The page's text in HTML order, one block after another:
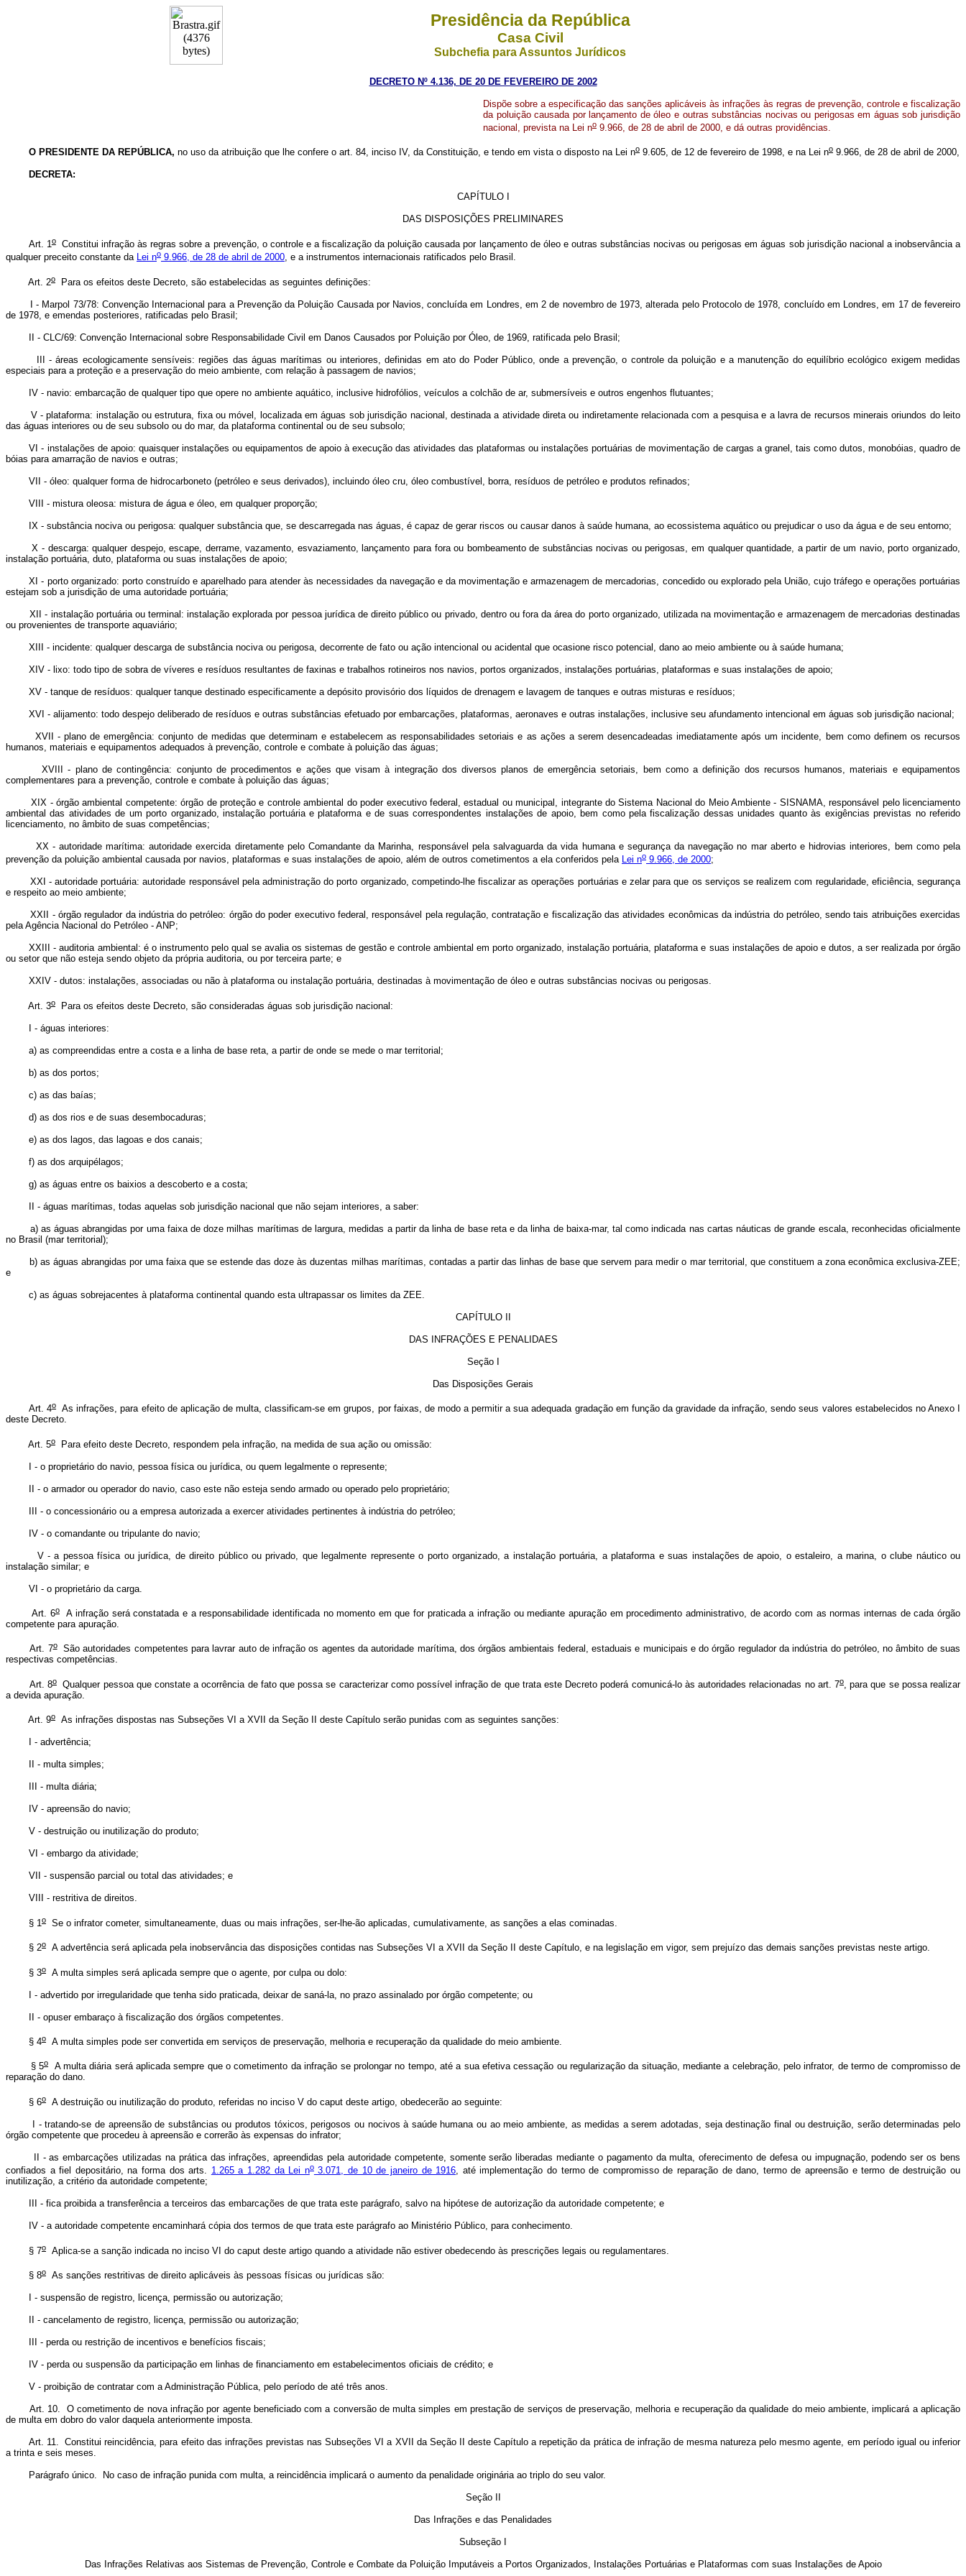
Presidência da República
Casa Civil
Subchefia para Assuntos Jurídicos
DECRETO Nº 4.136, DE 20 DE FEVEREIRO DE 2002
Dispõe sobre a especificação das sanções aplicáveis às infrações às regras de prevenção, controle e fiscalização
da poluição causada por lançamento de óleo e outras substâncias nocivas ou perigosas em águas sob jurisdição
nacional, prevista na Lei no 9.966, de 28 de abril de 2000, e dá outras providências.
O PRESIDENTE DA REPÚBLICA, no uso da atribuição que lhe confere o art. 84, inciso IV, da Constituição, e tendo em vista o disposto na Lei no 9.605, de 12 de fevereiro de 1998, e na Lei no 9.966, de 28 de abril de 2000,
DECRETA:
CAPÍTULO I
DAS DISPOSIÇÕES PRELIMINARES
Art. 1oConstitui infração às regras sobre a prevenção, o controle e a fiscalização da poluição causada por lançamento de óleo e outras substâncias nocivas ou perigosas em águas sob jurisdição nacional a inobservância a
qualquer preceito constante da Lei no 9.966, de 28 de abril de 2000, e a instrumentos internacionais ratificados pelo Brasil.
Art. 2o Para os efeitos deste Decreto, são estabelecidas as seguintes definições:
I - Marpol 73/78: Convenção Internacional para a Prevenção da Poluição Causada por Navios, concluída em Londres, em 2 de novembro de 1973, alterada pelo Protocolo de 1978, concluído em Londres, em 17 de fevereiro
de 1978, e emendas posteriores, ratificadas pelo Brasil;
II - CLC/69: Convenção Internacional sobre Responsabilidade Civil em Danos Causados por Poluição por Óleo, de 1969, ratificada pelo Brasil;
III - áreas ecologicamente sensíveis: regiões das águas marítimas ou interiores, definidas em ato do Poder Público, onde a prevenção, o controle da poluição e a manutenção do equilíbrio ecológico exigem medidas
especiais para a proteção e a preservação do meio ambiente, com relação à passagem de navios;
IV - navio: embarcação de qualquer tipo que opere no ambiente aquático, inclusive hidrofólios, veículos a colchão de ar, submersíveis e outros engenhos flutuantes;
V - plataforma: instalação ou estrutura, fixa ou móvel, localizada em águas sob jurisdição nacional, destinada a atividade direta ou indiretamente relacionada com a pesquisa e a lavra de recursos minerais oriundos do leito
das águas interiores ou de seu subsolo ou do mar, da plataforma continental ou de seu subsolo;
VI - instalações de apoio: quaisquer instalações ou equipamentos de apoio à execução das atividades das plataformas ou instalações portuárias de movimentação de cargas a granel, tais como dutos, monobóias, quadro de
bóias para amarração de navios e outras;
VII - óleo: qualquer forma de hidrocarboneto (petróleo e seus derivados), incluindo óleo cru, óleo combustível, borra, resíduos de petróleo e produtos refinados;
VIII - mistura oleosa: mistura de água e óleo, em qualquer proporção;
IX - substância nociva ou perigosa: qualquer substância que, se descarregada nas águas, é capaz de gerar riscos ou causar danos à saúde humana, ao ecossistema aquático ou prejudicar o uso da água e de seu entorno;
X - descarga: qualquer despejo, escape, derrame, vazamento, esvaziamento, lançamento para fora ou bombeamento de substâncias nocivas ou perigosas, em qualquer quantidade, a partir de um navio, porto organizado,
instalação portuária, duto, plataforma ou suas instalações de apoio;
XI - porto organizado: porto construído e aparelhado para atender às necessidades da navegação e da movimentação e armazenagem de mercadorias, concedido ou explorado pela União, cujo tráfego e operações portuárias
estejam sob a jurisdição de uma autoridade portuária;
XII - instalação portuária ou terminal: instalação explorada por pessoa jurídica de direito público ou privado, dentro ou fora da área do porto organizado, utilizada na movimentação e armazenagem de mercadorias destinadas
ou provenientes de transporte aquaviário;
XIII - incidente: qualquer descarga de substância nociva ou perigosa, decorrente de fato ou ação intencional ou acidental que ocasione risco potencial, dano ao meio ambiente ou à saúde humana;
XIV - lixo: todo tipo de sobra de víveres e resíduos resultantes de faxinas e trabalhos rotineiros nos navios, portos organizados, instalações portuárias, plataformas e suas instalações de apoio;
XV - tanque de resíduos: qualquer tanque destinado especificamente a depósito provisório dos líquidos de drenagem e lavagem de tanques e outras misturas e resíduos;
XVI - alijamento: todo despejo deliberado de resíduos e outras substâncias efetuado por embarcações, plataformas, aeronaves e outras instalações, inclusive seu afundamento intencional em águas sob jurisdição nacional;
XVII - plano de emergência: conjunto de medidas que determinam e estabelecem as responsabilidades setoriais e as ações a serem desencadeadas imediatamente após um incidente, bem como definem os recursos
humanos, materiais e equipamentos adequados à prevenção, controle e combate à poluição das águas;
XVIII - plano de contingência: conjunto de procedimentos e ações que visam à integração dos diversos planos de emergência setoriais, bem como a definição dos recursos humanos, materiais e equipamentos
complementares para a prevenção, controle e combate à poluição das águas;
XIX - órgão ambiental competente: órgão de proteção e controle ambiental do poder executivo federal, estadual ou municipal, integrante do Sistema Nacional do Meio Ambiente - SISNAMA, responsável pelo licenciamento
ambiental das atividades de um porto organizado, instalação portuária e plataforma e de suas correspondentes instalações de apoio, bem como pela fiscalização dessas unidades quanto às exigências previstas no referido
licenciamento, no âmbito de suas competências;
XX - autoridade marítima: autoridade exercida diretamente pelo Comandante da Marinha, responsável pela salvaguarda da vida humana e segurança da navegação no mar aberto e hidrovias interiores, bem como pela
prevenção da poluição ambiental causada por navios, plataformas e suas instalações de apoio, além de outros cometimentos a ela conferidos pela Lei no 9.966, de 2000;
XXI - autoridade portuária: autoridade responsável pela administração do porto organizado, competindo-lhe fiscalizar as operações portuárias e zelar para que os serviços se realizem com regularidade, eficiência, segurança
e respeito ao meio ambiente;
XXII - órgão regulador da indústria do petróleo: órgão do poder executivo federal, responsável pela regulação, contratação e fiscalização das atividades econômicas da indústria do petróleo, sendo tais atribuições exercidas
pela Agência Nacional do Petróleo - ANP;
XXIII - auditoria ambiental: é o instrumento pelo qual se avalia os sistemas de gestão e controle ambiental em porto organizado, instalação portuária, plataforma e suas instalações de apoio e dutos, a ser realizada por órgão
ou setor que não esteja sendo objeto da própria auditoria, ou por terceira parte; e
XXIV - dutos: instalações, associadas ou não à plataforma ou instalação portuária, destinadas à movimentação de óleo e outras substâncias nocivas ou perigosas.
Art. 3o Para os efeitos deste Decreto, são consideradas águas sob jurisdição nacional:
I - águas interiores:
a) as compreendidas entre a costa e a linha de base reta, a partir de onde se mede o mar territorial;
b) as dos portos;
c) as das baías;
d) as dos rios e de suas desembocaduras;
e) as dos lagos, das lagoas e dos canais;
f) as dos arquipélagos;
g) as águas entre os baixios a descoberto e a costa;
II - águas marítimas, todas aquelas sob jurisdição nacional que não sejam interiores, a saber:
a) as águas abrangidas por uma faixa de doze milhas marítimas de largura, medidas a partir da linha de base reta e da linha de baixa-mar, tal como indicada nas cartas náuticas de grande escala, reconhecidas oficialmente
no Brasil (mar territorial);
b) as águas abrangidas por uma faixa que se estende das doze às duzentas milhas marítimas, contadas a partir das linhas de base que servem para medir o mar territorial, que constituem a zona econômica exclusiva-ZEE;
e
c) as águas sobrejacentes à plataforma continental quando esta ultrapassar os limites da ZEE.
CAPÍTULO II
DAS INFRAÇÕES E PENALIDAES
Seção I
Das Disposições Gerais
Art. 4o
As infrações, para efeito de aplicação de multa, classificam-se em grupos, por faixas, de modo a permitir a sua adequada gradação em função da gravidade da infração, sendo seus valores estabelecidos no Anexo I
deste Decreto.
Art. 5o Para efeito deste Decreto, respondem pela infração, na medida de sua ação ou omissão:
I - o proprietário do navio, pessoa física ou jurídica, ou quem legalmente o represente;
II - o armador ou operador do navio, caso este não esteja sendo armado ou operado pelo proprietário;
III - o concessionário ou a empresa autorizada a exercer atividades pertinentes à indústria do petróleo;
IV - o comandante ou tripulante do navio;
V - a pessoa física ou jurídica, de direito público ou privado, que legalmente represente o porto organizado, a instalação portuária, a plataforma e suas instalações de apoio, o estaleiro, a marina, o clube náutico ou
instalação similar; e
VI - o proprietário da carga.
Art. 6oA infração será constatada e a responsabilidade identificada no momento em que for praticada a infração ou mediante apuração em procedimento administrativo, de acordo com as normas internas de cada órgão
competente para apuração.
Art. 7oSão autoridades competentes para lavrar auto de infração os agentes da autoridade marítima, dos órgãos ambientais federal, estaduais e municipais e do órgão regulador da indústria do petróleo, no âmbito de suas
respectivas competências.
Art. 8oQualquer pessoa que constate a ocorrência de fato que possa se caracterizar como possível infração de que trata este Decreto poderá comunicá-lo às autoridades relacionadas no art. 7o, para que se possa realizar
a devida apuração.
Art. 9o As infrações dispostas nas Subseções VI a XVII da Seção II deste Capítulo serão punidas com as seguintes sanções:
I - advertência;
II - multa simples;
III - multa diária;
IV - apreensão do navio;
V - destruição ou inutilização do produto;
VI - embargo da atividade;
VII - suspensão parcial ou total das atividades; e
VIII - restritiva de direitos.
§ 1o Se o infrator cometer, simultaneamente, duas ou mais infrações, ser-lhe-ão aplicadas, cumulativamente, as sanções a elas cominadas.
§ 2o A advertência será aplicada pela inobservância das disposições contidas nas Subseções VI a XVII da Seção II deste Capítulo, e na legislação em vigor, sem prejuízo das demais sanções previstas neste artigo.
§ 3o A multa simples será aplicada sempre que o agente, por culpa ou dolo:
I - advertido por irregularidade que tenha sido praticada, deixar de saná-la, no prazo assinalado por órgão competente; ou
II - opuser embaraço à fiscalização dos órgãos competentes.
§ 4o A multa simples pode ser convertida em serviços de preservação, melhoria e recuperação da qualidade do meio ambiente.
§ 5o
A multa diária será aplicada sempre que o cometimento da infração se prolongar no tempo, até a sua efetiva cessação ou regularização da situação, mediante a celebração, pelo infrator, de termo de compromisso de
reparação do dano.
§ 6o A destruição ou inutilização do produto, referidas no inciso V do caput deste artigo, obedecerão ao seguinte:
I - tratando-se de apreensão de substâncias ou produtos tóxicos, perigosos ou nocivos à saúde humana ou ao meio ambiente, as medidas a serem adotadas, seja destinação final ou destruição, serão determinadas pelo
órgão competente que procedeu à apreensão e correrão às expensas do infrator;
II - as embarcações utilizadas na prática das infrações, apreendidas pela autoridade competente, somente serão liberadas mediante o pagamento da multa, oferecimento de defesa ou impugnação, podendo ser os bens
confiados a fiel depositário, na forma dos arts. 1.265 a 1.282 da Lei no3.071, de 10 de janeiro de 1916, até implementação do termo de compromisso de reparação de dano, termo de apreensão e termo de destruição ou
inutilização, a critério da autoridade competente;
III - fica proibida a transferência a terceiros das embarcações de que trata este parágrafo, salvo na hipótese de autorização da autoridade competente; e
IV - a autoridade competente encaminhará cópia dos termos de que trata este parágrafo ao Ministério Público, para conhecimento.
§ 7o Aplica-se a sanção indicada no inciso VI do caput deste artigo quando a atividade não estiver obedecendo às prescrições legais ou regulamentares.
§ 8o As sanções restritivas de direito aplicáveis às pessoas físicas ou jurídicas são:
I - suspensão de registro, licença, permissão ou autorização;
II - cancelamento de registro, licença, permissão ou autorização;
III - perda ou restrição de incentivos e benefícios fiscais;
IV - perda ou suspensão da participação em linhas de financiamento em estabelecimentos oficiais de crédito; e
V - proibição de contratar com a Administração Pública, pelo período de até três anos.
Art. 10. O cometimento de nova infração por agente beneficiado com a conversão de multa simples em prestação de serviços de preservação, melhoria e recuperação da qualidade do meio ambiente, implicará a aplicação
de multa em dobro do valor daquela anteriormente imposta.
Art. 11. Constitui reincidência, para efeito das infrações previstas nas Subseções VI a XVII da Seção II deste Capítulo a repetição da prática de infração de mesma natureza pelo mesmo agente, em período igual ou inferior
a trinta e seis meses.
Parágrafo único. No caso de infração punida com multa, a reincidência implicará o aumento da penalidade originária ao triplo do seu valor.
Seção II
Das Infrações e das Penalidades
Subseção I
Das Infrações Relativas aos Sistemas de Prevenção, Controle e Combate da Poluição Imputáveis a Portos Organizados, Instalações Portuárias e Plataformas com suas Instalações de Apoio